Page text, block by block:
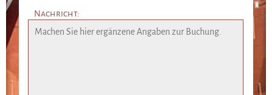
Nachricht: